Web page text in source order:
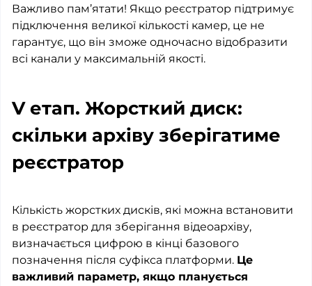
Важливо пам’ятати! Якщо реєстратор підтримує
підключення великої кількості камер, це не
гарантує, що він зможе одночасно відобразити
всі канали у максимальній якості.
V етап. Жорсткий диск:
скільки архіву зберігатиме
реєстратор
Кількість жорстких дисків, які можна встановити
в реєстратор для зберігання відеоархіву,
визначається цифрою в кінці базового
позначення після суфікса платформи. Це
важливий параметр, якщо планується